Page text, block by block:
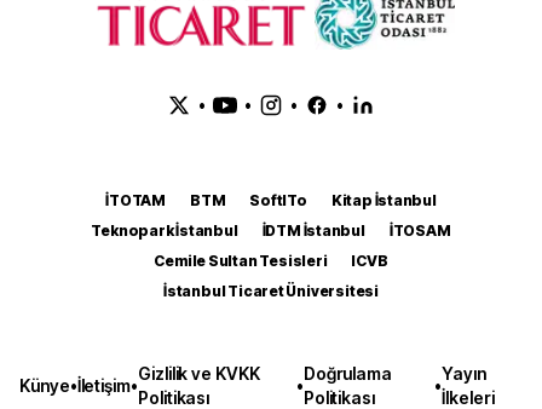
• • • •
İTOTAM BTM SoftITo
Kitap İstanbul
Teknopark İstanbul
İDTM İstanbul
İTOSAM
Cemile Sultan Tesisleri
ICVB
İstanbul Ticaret Üniversitesi
Künye•İletişim•
Gizlilik ve KVKK
Politikası
•
Doğrulama
Politikası
•
Yayın
İlkeleri